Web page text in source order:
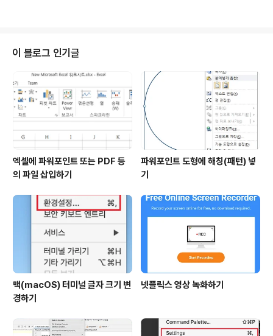
이 블로그 인기글
엑셀에 파워포인트 또는 PDF 등
의 파일 삽입하기
파워포인트 도형에 해칭(패턴) 넣
기
맥(macOS) 터미널 글자 크기 변
경하기
넷플릭스 영상 녹화하기